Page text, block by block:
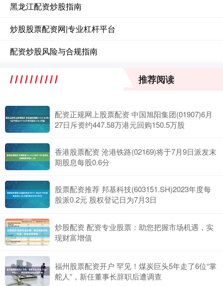
黑龙江配资炒股指南
炒股股票配资网|专业杠杆平台
配资炒股风险与合规指南
推荐阅读
配资正规网上股票配资 中国旭阳集团(01907)6月
27日斥资约447.58万港元回购150.5万股
香港股票配资 沧港铁路(02169)将于7月9日派发末
期股息每股0.6分
股票配资推荐 邦基科技(603151.SH)2023年度每
股派0.2元 股权登记日为7月3日
炒股配资 配资专业股票：助您把握市场机遇，实
现财富增值
福州股票配资开户 罕见！煤炭巨头5年走了6位“掌
舵人”，新任董事长辞职后遭调查